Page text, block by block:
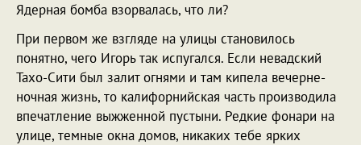
Ядерная бомба взорвалась, что ли?
При первом же взгляде на улицы становилось
понятно, чего Игорь так испугался. Если невадский
Тахо-Сити был залит огнями и там кипела вечерне-
ночная жизнь, то калифорнийская часть производила
впечатление выжженной пустыни. Редкие фонари на
улице, темные окна домов, никаких тебе ярких